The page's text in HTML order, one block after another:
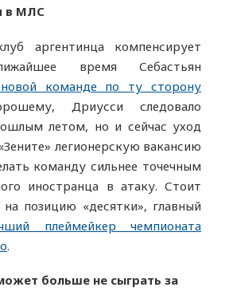
в МЛС
аргентинца компенсирует
время Себастьян
команде по ту сторону
Дриусси следовало
летом, но и сейчас уход
легионерскую вакансию
команду сильнее точечным
иностранца в атаку. Стоит
позицию «десятки», главный
плеймейкер чемпионата
.
больше не сыграть за